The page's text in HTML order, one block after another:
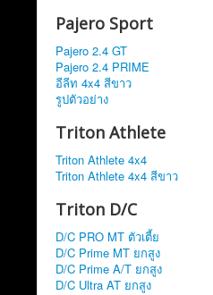
Pajero Sport
Pajero 2.4 GT
Pajero 2.4 PRIME
อีลีท 4x4 สีขาว
รูปตัวอย่าง
Triton Athlete
Triton Athlete 4x4
Triton Athlete 4x4 สีขาว
Triton D/C
D/C PRO MT ตัวเตี้ย
D/C Prime MT ยกสูง
D/C Prime A/T ยกสูง
D/C Ultra AT ยกสูง